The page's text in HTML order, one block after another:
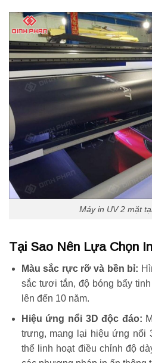
Máy in UV 2 mặt
Tại Sao Nên Lựa Chọn
Màu sắc rực rỡ và bền bỉ:
sắc tươi tắn, độ bóng bẩy
lên đến 10 năm.
Hiệu ứng nổi 3D độc đáo:
trưng, mang lại hiệu ứng nổi
thể linh hoạt điều chỉnh độ